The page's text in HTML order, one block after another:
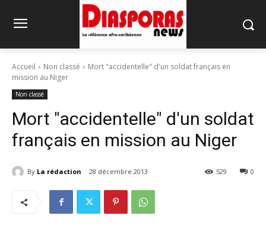
Accueil Non classé
Mort "accidentelle" d'un soldat français en
mission au Niger
Non classé
Mort "accidentelle" d'un soldat
français en mission au Niger
By La rédaction 28 décembre 2013 0
529